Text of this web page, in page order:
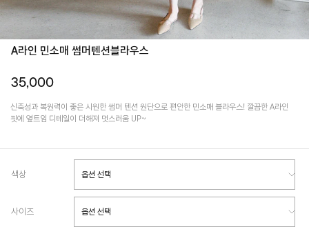
A라인 민소매 썸머텐션블라우스
35,000
신축성과 복원력이 좋은 시원한 썸머 텐션 원단으로 편안한 민소매 블라우스! 깔끔한 A라인
핏에 옆트임 디테일이 더해져 멋스러움 UP~
색상
사이즈